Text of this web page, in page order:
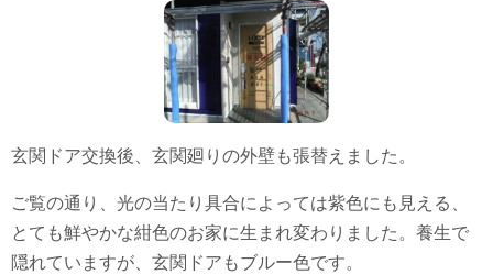
携帯電話 ・PHS・一部のIP電話からは：
046-889-0720
月曜日から金曜日(祝祭日を除く) 10時～12時/13時～17時
お問い合わせ
資料請求
玄関ドア交換後、玄関廻りの外壁も張替えました。
ご覧の通り、光の当たり具合によっては紫色にも見える、
とても鮮やかな紺色のお家に生まれ変わりました。養生で
隠れていますが、玄関ドアもブルー色です。